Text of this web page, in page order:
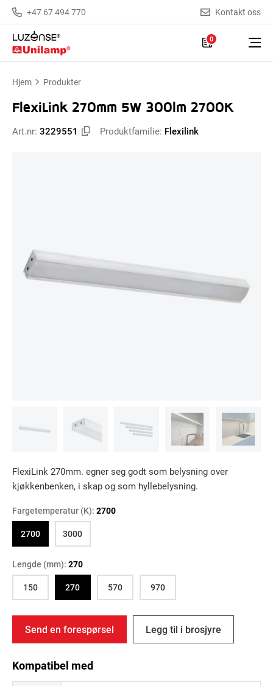
+47 67 494 770 Kontakt oss
0
Hjem Produkter
FlexiLink 270mm 5W 300lm 2700K
Art.nr: 3229551 Produktfamilie: Flexilink
FlexiLink 270mm. egner seg godt som belysning over
kjøkkenbenken, i skap og som hyllebelysning.
Fargetemperatur (K): 2700
2700
3000
Lengde (mm): 270
150
270 570 970
Send en forespørsel Legg til i brosjyre
Kompatibel med